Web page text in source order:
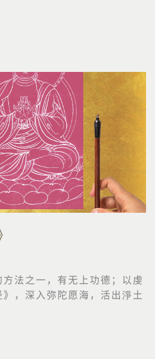
法之一，有无上功德；以虔
，深入弥陀愿海，活出淨土